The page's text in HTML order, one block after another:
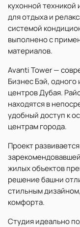
кухонной техникой
для отдыха и
системой
выполнено с
материалов.
Avanti Tower —
Бизнес Бэй,
центров Дубая.
находятся в
удобный доступ к
центрам города.
Проект
жилых объектов
решение башни
стильным
комфорта.
Студия идеально